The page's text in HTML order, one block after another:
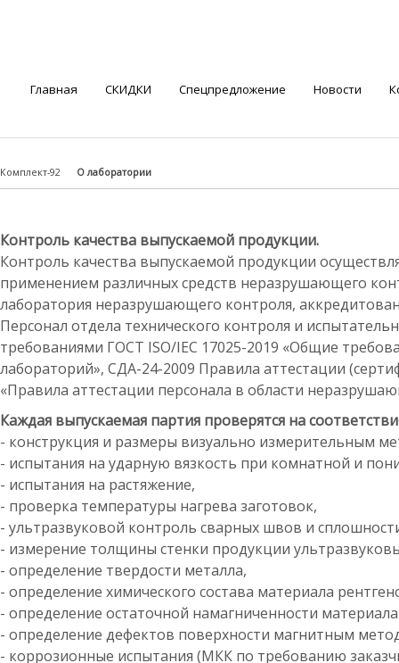
Главная СКИДКИ Спецпредложение Новости
Комплект-92 О лаборатории
Контроль качества выпускаемой продукции.
Контроль качества выпускаемой продукции
применением различных средств неразрушающего
лаборатория неразрушающего контроля,
Персонал отдела технического контроля и
требованиями ГОСТ ISO/IEC 17025-2019 «Общие
лабораторий», СДА-24-2009 Правила аттестации
«Правила аттестации персонала в области
Каждая выпускаемая партия проверятся на
- конструкция и размеры визуально измерительным
- испытания на ударную вязкость при комнатной и
- испытания на растяжение,
- проверка температуры нагрева заготовок,
- ультразвуковой контроль сварных швов и
- измерение толщины стенки продукции
- определение твердости металла,
- определение химического состава материала
- определение остаточной намагниченности
- определение дефектов поверхности магнитным
- коррозионные испытания (МКК по требованию